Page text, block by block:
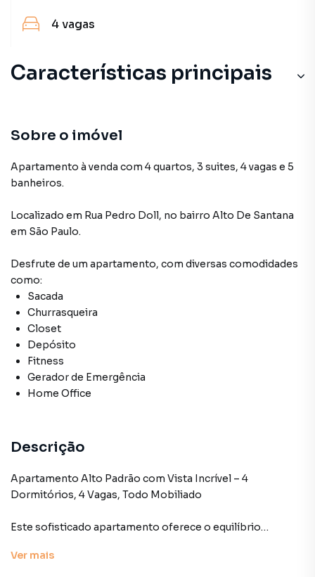
4vagas
Características principais
Sobre o imóvel
Apartamento à venda com 4 quartos, 3 suites, 4 vagas e 5
banheiros.
Localizado em Rua Pedro Doll, no bairro Alto De Santana
em São Paulo.
Desfrute de um apartamento, com diversas comodidades
como:
Sacada
Churrasqueira
Closet
Depósito
Fitness
Gerador de Emergência
Home Office
Descrição
Apartamento Alto Padrão com Vista Incrível – 4
Dormitórios, 4 Vagas, Todo Mobiliado
Este sofisticado apartamento oferece o equilíbrio
dormitórios amplos, incluindo suítes bem distribuídas, o
Ver mais